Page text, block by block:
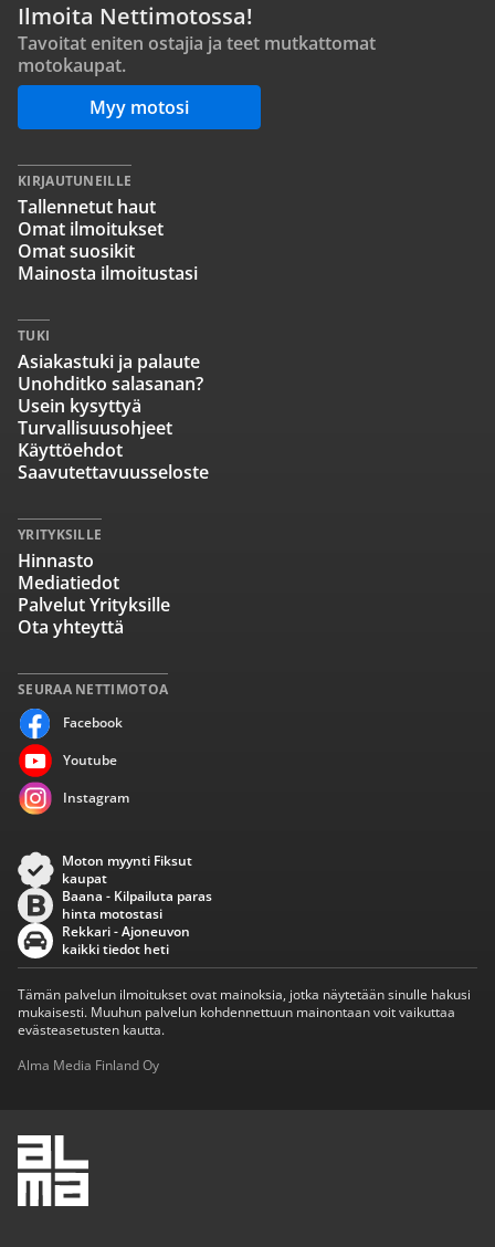
Ilmoita Nettimotossa!
Tavoitat eniten ostajia ja teet mutkattomat
motokaupat.
Myy motosi
SEURAA NETTIMOTOA
Facebook
Youtube
Instagram
KIRJAUTUNEILLE
Tallennetut haut
Omat ilmoitukset
Omat suosikit
Mainosta ilmoitustasi
TUKI
Asiakastuki ja palaute
Unohditko salasanan?
Usein kysyttyä
Turvallisuusohjeet
Käyttöehdot
Saavutettavuusseloste
YRITYKSILLE
Hinnasto
Mediatiedot
Palvelut Yrityksille
Ota yhteyttä
Moton myynti Fiksut
kaupat
Baana - Kilpailuta paras
hinta motostasi
Rekkari - Ajoneuvon
kaikki tiedot heti
Tämän palvelun ilmoitukset ovat mainoksia, jotka näytetään sinulle hakusi
mukaisesti. Muuhun palvelun kohdennettuun mainontaan voit vaikuttaa
evästeasetusten kautta.
Alma Media Finland Oy